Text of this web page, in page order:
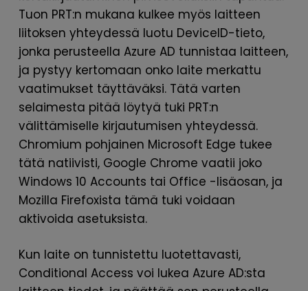
Tuon PRT:n mukana kulkee myös laitteen
liitoksen yhteydessä luotu DeviceID-tieto,
jonka perusteella Azure AD tunnistaa laitteen,
ja pystyy kertomaan onko laite merkattu
vaatimukset täyttäväksi. Tätä varten
selaimesta pitää löytyä tuki PRT:n
välittämiselle kirjautumisen yhteydessä.
Chromium pohjainen Microsoft Edge tukee
tätä natiivisti, Google Chrome vaatii joko
Windows 10 Accounts tai Office -lisäosan, ja
Mozilla Firefoxista tämä tuki voidaan
aktivoida asetuksista.
Kun laite on tunnistettu luotettavasti,
Conditional Access voi lukea Azure AD:sta